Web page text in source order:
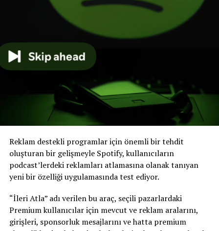
“Türkiye’de Podcast Endüstrisinin Eleştirel Ekonomi Politik
Perspektiften İncelenmesi: Sorunlar ve Fırsatlar” başlıklı
araştırmanın yürütücülüğünü İstanbul Üniversitesi İletişim
Fakültesi öğretim üyesi Prof. Dr. Fırat Tufan üstlendi.
TÜBİTAK 1001 – Bilimsel ve Teknolojik Araştırma
Projelerini Destekleme Programı kapsamında 224K952
proje numarasıyla desteklenen araştırmanın
yürütücülüğünü İstanbul Üniversitesi İletişim Fakültesi
öğretim üyesi Prof. Dr. Fırat Tufan üstlendi. Projede
Prof. Dr. Bilge Şenyüz, Doç. Dr. Ahsen Deniz Morva
Kablamacı, Dr. Öğr. Üyesi Ezel Türk ve Araş. Gör. Dr.
Yeşim Akmeraner Kökat araştırmacı olarak görev aldı.
Reklam destekli programlar için önemli bir tehdit
oluşturan bir gelişmeyle Spotify, kullanıcıların
podcast’lerdeki reklamları atlamasına olanak tanıyan
yeni bir özelliği uygulamasında test ediyor.
“İleri Atla” adı verilen bu araç, seçili pazarlardaki
Premium kullanıcılar için mevcut ve reklam aralarını,
girişleri, sponsorluk mesajlarını ve hatta premium